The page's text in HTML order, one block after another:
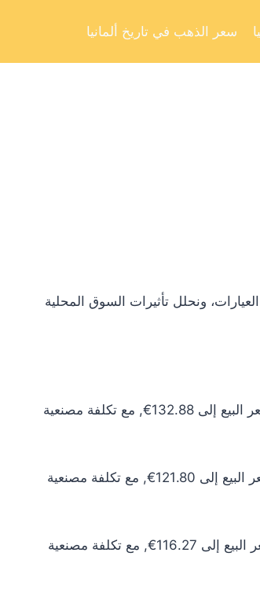
سعر الذهب في تاريخ ألمانيا
ونحلل تأثيرات السوق المحلية
سعر الذهب عيار 24 اليوم يبلغ 117.28€ للشراء الخام و120.80€ للبيع الخام. أما مع إضافة المصنعية، فيرتفع سعر الشراء إلى 129.01€ وسعر البيع إلى 132.88€, مع تكلفة مصنعية
سعر الذهب عيار 22 اليوم يبلغ 107.50€ للشراء الخام و110.73€ للبيع الخام. أما مع إضافة المصنعية، فيرتفع سعر الشراء إلى 118.26€ وسعر البيع إلى 121.80€, مع تكلفة مصنعية
سعر الذهب عيار 21 اليوم يبلغ 102.62€ للشراء الخام و105.70€ للبيع الخام. أما مع إضافة المصنعية، فيرتفع سعر الشراء إلى 112.88€ وسعر البيع إلى 116.27€, مع تكلفة مصنعية